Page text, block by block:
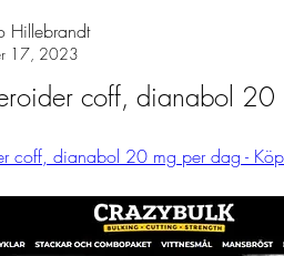
Hillebrandt
17, 2023
coff, dianabol 20
coff, dianabol 20 mg per dag -